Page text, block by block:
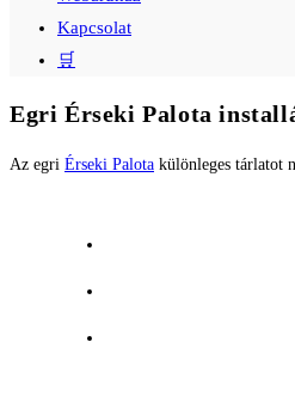
Kapcsolat
🛒
Egri Érseki Palota
Az egri Érseki Palota különleges tárlatot